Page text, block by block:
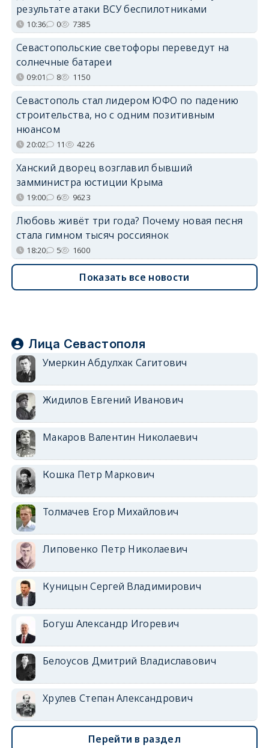
результате атаки ВСУ беспилотниками
10:36 0 7385
Севастопольские светофоры переведут на
солнечные батареи
09:01 8 1150
Севастополь стал лидером ЮФО по падению
строительства, но с одним позитивным
нюансом
20:02 11 4226
Ханский дворец возглавил бывший
замминистра юстиции Крыма
19:00 6 9623
Любовь живёт три года? Почему новая песня
стала гимном тысяч россиянок
18:20 5 1600
Показать все новости
Лица Севастополя
Умеркин Абдулхак Сагитович
Жидилов Евгений Иванович
Макаров Валентин Николаевич
Кошка Петр Маркович
Толмачев Егор Михайлович
Липовенко Петр Николаевич
Куницын Сергей Владимирович
Богуш Александр Игоревич
Белоусов Дмитрий Владиславович
Хрулев Степан Александрович
Перейти в раздел